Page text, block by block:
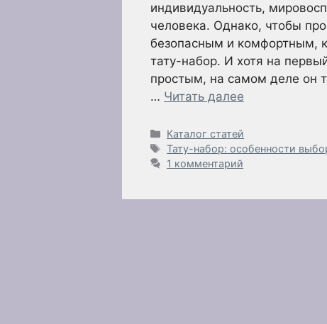
индивидуальность,
человека. Однако, чтобы
безопасным и комфортным,
тату-набор. И хотя на
простым, на самом деле он
… Читать далее
Рубрики
Каталог статей
Метки
Тату-набор: особенности
1 комментарий